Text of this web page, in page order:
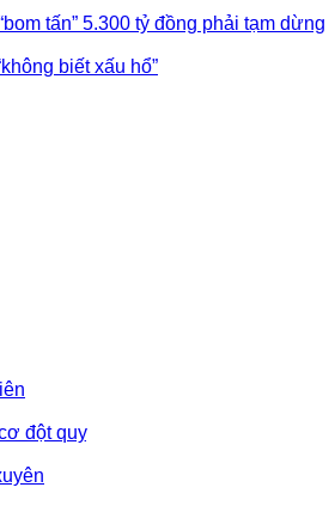
tấn” 5.300 tỷ đồng phải tạm dừng
biết xấu hổ”
đột quỵ